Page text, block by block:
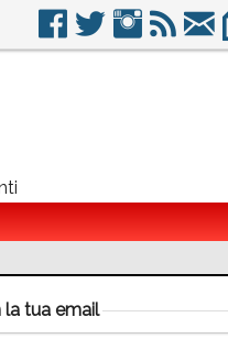
la tua email